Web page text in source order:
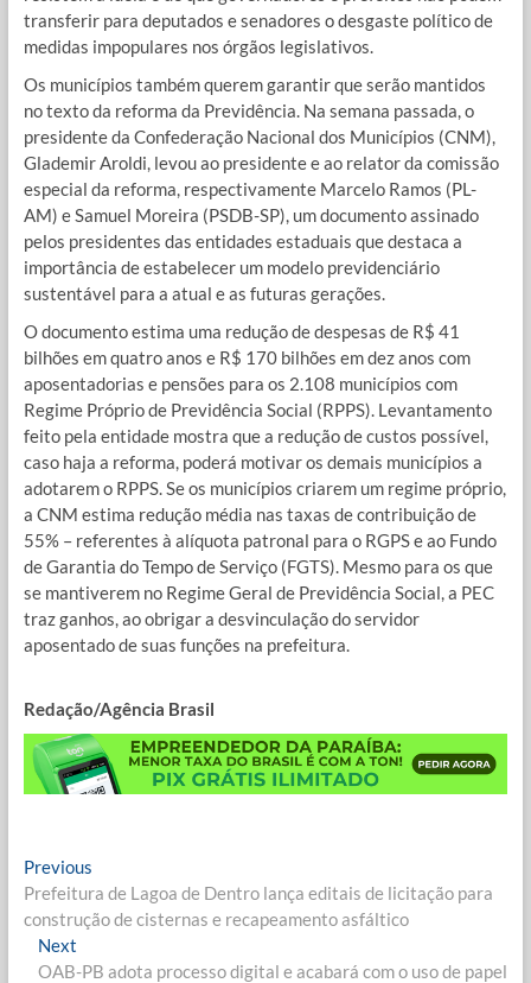
transferir para deputados e senadores o desgaste político de
medidas impopulares nos órgãos legislativos.
Os municípios também querem garantir que serão mantidos
no texto da reforma da Previdência. Na semana passada, o
presidente da Confederação Nacional dos Municípios (CNM),
Glademir Aroldi, levou ao presidente e ao relator da comissão
especial da reforma, respectivamente Marcelo Ramos (PL-
AM) e Samuel Moreira (PSDB-SP), um documento assinado
pelos presidentes das entidades estaduais que destaca a
importância de estabelecer um modelo previdenciário
sustentável para a atual e as futuras gerações.
O documento estima uma redução de despesas de R$ 41
bilhões em quatro anos e R$ 170 bilhões em dez anos com
aposentadorias e pensões para os 2.108 municípios com
Regime Próprio de Previdência Social (RPPS). Levantamento
feito pela entidade mostra que a redução de custos possível,
caso haja a reforma, poderá motivar os demais municípios a
adotarem o RPPS. Se os municípios criarem um regime próprio,
a CNM estima redução média nas taxas de contribuição de
55% – referentes à alíquota patronal para o RGPS e ao Fundo
de Garantia do Tempo de Serviço (FGTS). Mesmo para os que
se mantiverem no Regime Geral de Previdência Social, a PEC
traz ganhos, ao obrigar a desvinculação do servidor
aposentado de suas funções na prefeitura.
Redação/Agência Brasil
Navegação
de
Post
PreviousPrevious
post:
Prefeitura de Lagoa de Dentro lança editais de licitação para
construção de cisternas e recapeamento asfáltico
Next
post:
OAB-PB adota processo digital e acabará com o uso de papel